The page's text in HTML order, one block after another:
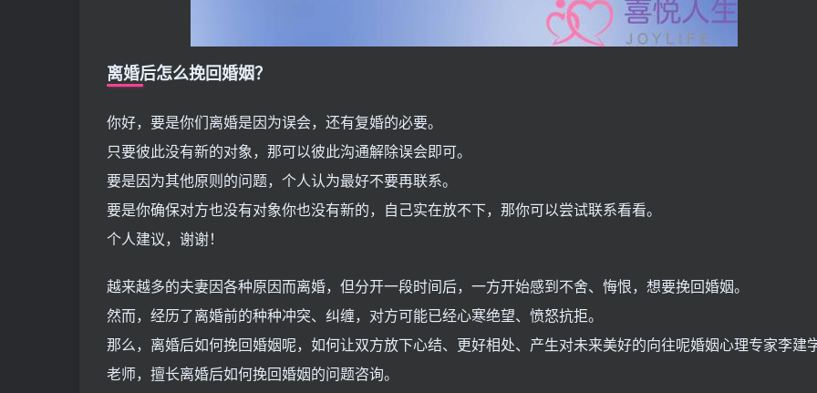
离婚后怎么挽回婚姻？
你好，要是你们离婚是因为误会，还有复婚的必要。
只要彼此没有新的对象，那可以彼此沟通解除误会即可。
要是因为其他原则的问题，个人认为最好不要再联系。
要是你确保对方也没有对象你也没有新的，自己实在放不下，那你可以尝试联系看看。
个人建议，谢谢！
越来越多的夫妻因各种原因而离婚，但分开一段时间后，一方开始感到不舍、悔恨，想要挽回婚姻。
然而，经历了离婚前的种种冲突、纠缠，对方可能已经心寒绝望、愤怒抗拒。
那么，离婚后如何挽回婚姻呢，如何让双方放下心结、更好相处、产生对未来美好的向往呢婚姻心理专家李建
老师，擅长离婚后如何挽回婚姻的问题咨询。